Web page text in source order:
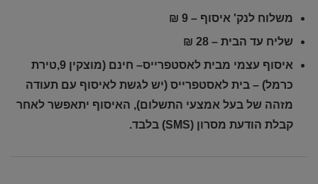
משלוח לנק' איסוף – 9 ₪
שליח עד הבית – 28 ₪
איסוף עצמי מבית לאסטפרייס– חינם
(מוצקין 9,טירת
כרמל) – בית לאסטפרייס (יש לגשת לאיסוף עם תעודה
מזהה של בעל אמצעי התשלום), האיסוף יתאפשר לאחר
קבלת הודעת מסרון (SMS) בלבד.